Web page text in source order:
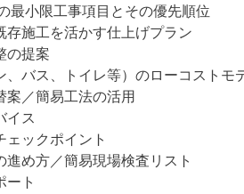
最小限工事項目とその優先順位
存施工を活かす仕上げプラン
の提案
、バス、トイレ等）のローコストモ
案／簡易工法の活用
イス
ェックポイント
進め方／簡易現場検査リスト
ート